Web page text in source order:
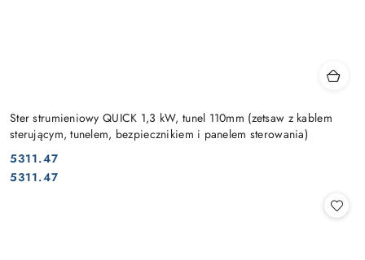
Ster strumieniowy QUICK 1,3 kW, tunel 110mm (zetsaw z kablem
sterującym, tunelem, bezpiecznikiem i panelem sterowania)
Cena:
5311.47
Cena:
5311.47